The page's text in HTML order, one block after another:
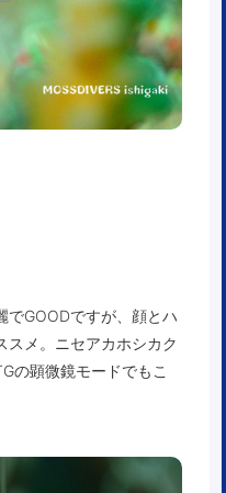
でGOODですが、顔とハ
スメ。ニセアカホシカク
の顕微鏡モードでもこ